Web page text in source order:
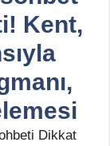
Kent,
Dikkat